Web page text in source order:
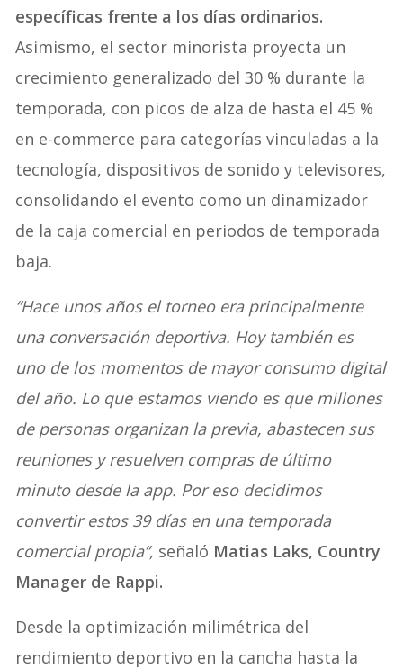
específicas frente a los días ordinarios.
Asimismo, el sector minorista proyecta un
crecimiento generalizado del 30 % durante la
temporada, con picos de alza de hasta el 45 %
en e-commerce para categorías vinculadas a la
tecnología, dispositivos de sonido y televisores,
consolidando el evento como un dinamizador
de la caja comercial en periodos de temporada
baja.
“Hace unos años el torneo era principalmente
una conversación deportiva. Hoy también es
uno de los momentos de mayor consumo digital
del año. Lo que estamos viendo es que millones
de personas organizan la previa, abastecen sus
reuniones y resuelven compras de último
minuto desde la app. Por eso decidimos
convertir estos 39 días en una temporada
comercial propia”, señaló Matias Laks, Country
Manager de Rappi.
Desde la optimización milimétrica del
rendimiento deportivo en la cancha hasta la